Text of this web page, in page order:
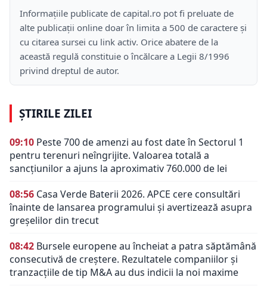
Informațiile publicate de capital.ro pot fi preluate de
alte publicații online doar în limita a 500 de caractere și
cu citarea sursei cu link activ. Orice abatere de la
această regulă constituie o încălcare a Legii 8/1996
privind dreptul de autor.
ȘTIRILE ZILEI
09:10 Peste 700 de amenzi au fost date în Sectorul 1
pentru terenuri neîngrijite. Valoarea totală a
sancțiunilor a ajuns la aproximativ 760.000 de lei
08:56 Casa Verde Baterii 2026. APCE cere consultări
înainte de lansarea programului și avertizează asupra
greșelilor din trecut
08:42 Bursele europene au încheiat a patra săptămână
consecutivă de creștere. Rezultatele companiilor și
tranzacțiile de tip M&A au dus indicii la noi maxime